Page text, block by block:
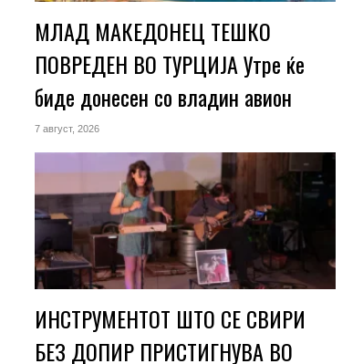
МЛАД МАКЕДОНЕЦ ТЕШКО
ПОВРЕДЕН ВО ТУРЦИЈА Утре ќе
биде донесен со владин авион
7 август, 2026
ИНСТРУМЕНТОТ ШТО СЕ СВИРИ
БЕЗ ДОПИР ПРИСТИГНУВА ВО